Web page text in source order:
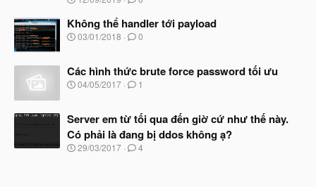
ầ
u
à
y
b
t
đ
ầ
Không thể handler tới payload
N
y
b
ắ
ầ
u
03/01/2018 0
Các hình thức brute force password tối ưu
N
y
b
ắ
t
04/05/2017 1
Server em từ tối qua đến giờ cứ như thế này.
Có phải là đang bị ddos không ạ?
N
29/03/2017 4